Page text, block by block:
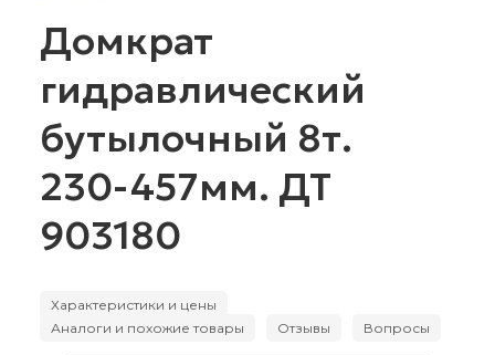
Домкрат
гидравлический
бутылочный 8т.
230-457мм. ДТ
903180
Характеристики и цены
Аналоги и похожие товары
Отзывы Вопросы